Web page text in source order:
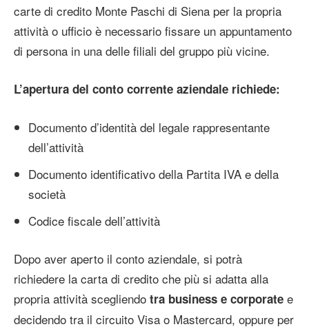
carte di credito Monte Paschi di Siena per la propria
attività o ufficio è necessario fissare un appuntamento
di persona in una delle filiali del gruppo più vicine.
L’apertura del conto corrente aziendale richiede:
Documento d’identità del legale rappresentante
dell’attività
Documento identificativo della Partita IVA e della
società
Codice fiscale dell’attività
Dopo aver aperto il conto aziendale, si potrà
richiedere la carta di credito che più si adatta alla
propria attività scegliendo tra business e corporate e
decidendo tra il circuito Visa o Mastercard, oppure per